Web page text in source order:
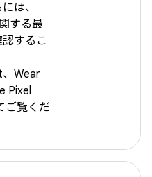
は、
する最
するこ
Wear
Pixel
ご覧くだ